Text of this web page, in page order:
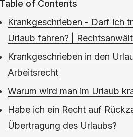
Table of Contents
Krankgeschrieben - Darf ich
Urlaub fahren? |
Krankgeschrieben in den
Arbeitsrecht
Warum wird man im Urlaub
Habe ich ein Recht auf
Übertragung des Urlaubs?